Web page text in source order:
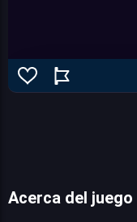
Acerca del juego